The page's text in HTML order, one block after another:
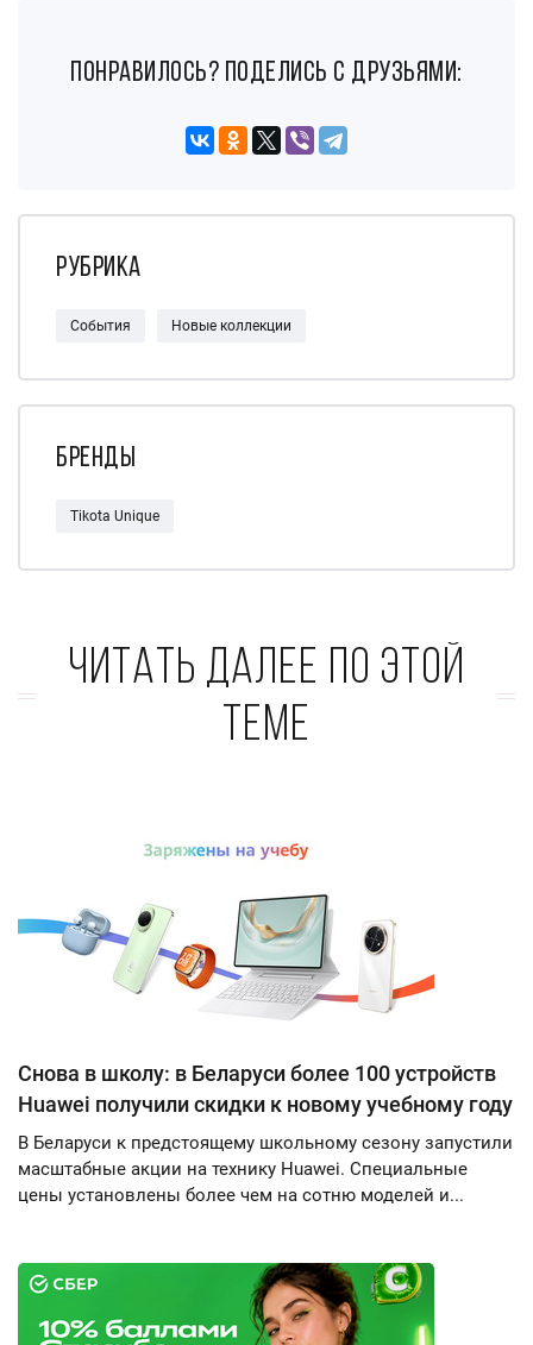
понравилось? поделись с друзьями:
Рубрика
События Новые коллекции
Бренды
Tikota Unique
Читать далее по этой
теме
Снова в школу: в Беларуси более 100 устройств
Huawei получили скидки к новому учебному году
В Беларуси к предстоящему школьному сезону запустили
масштабные акции на технику Huawei. Специальные
цены установлены более чем на сотню моделей и...